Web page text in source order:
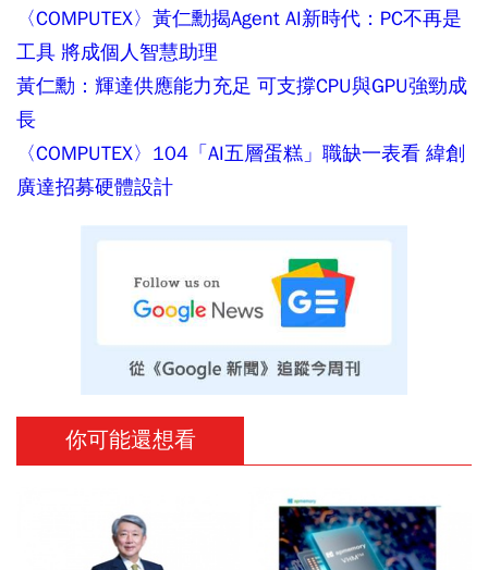
〈COMPUTEX〉黃仁勳揭Agent AI新時代：PC不再是
工具 將成個人智慧助理
黃仁勳：輝達供應能力充足 可支撐CPU與GPU強勁成
長
〈COMPUTEX〉104「AI五層蛋糕」職缺一表看 緯創
廣達招募硬體設計
你可能還想看